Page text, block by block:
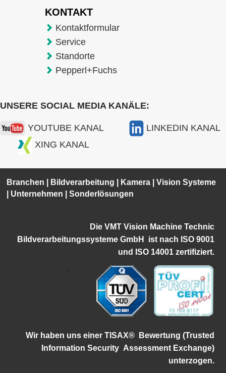
KONTAKT
Kontaktformular
Service
Standorte
Pepperl+Fuchs
UNSERE SOCIAL MEDIA KANÄLE:
YOUTUBE KANAL
LINKEDIN KANAL
XING KANAL
Branchen Bildverarbeitung Kamera |Vision Systeme
Unternehmen |Sonderlösungen
Die VMT Vision Machine Technic
Bildverarbeitungssysteme GmbH istnach ISO 9001
und ISO 14001 zertifiziert.
Wir haben uns einer TISAX®
Bewertung (Trusted
Information Security Assessment Exchange)
unterzogen.